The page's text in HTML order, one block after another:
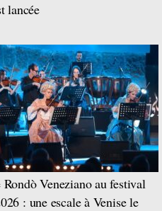
lancée
Veneziano au festival
: une escale à Venise le